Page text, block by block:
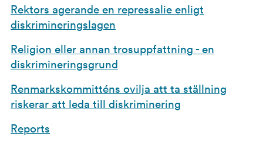
Rektors agerande en repressalie enligt
diskrimineringslagen
Religion eller annan trosuppfattning - en
diskrimineringsgrund
Renmarkskommitténs ovilja att ta ställning
riskerar att leda till diskriminering
Reports